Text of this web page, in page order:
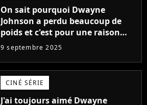
On sait pourquoi Dwayne
Johnson a perdu beaucoup de
poids et c'est pour une raison
importante
9 septembre 2025
CINÉ SÉRIE
J'ai toujours aimé Dwayne